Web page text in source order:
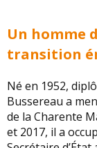
Un homme
transition
Né en 1952,
Bussereau a
de la Charente
et 2017, il a